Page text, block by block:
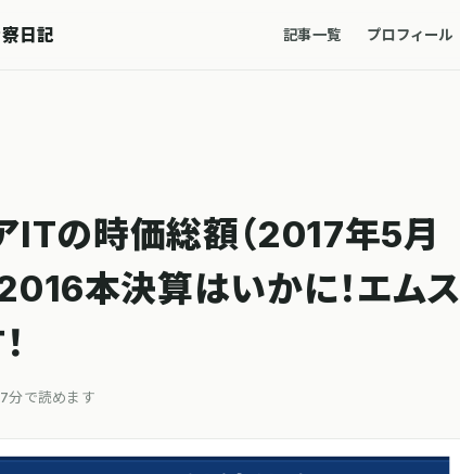
日記 記事一覧 プロフィール
ITの時価総額（2017年5月
本決算はいかに！エムス
分で読めます